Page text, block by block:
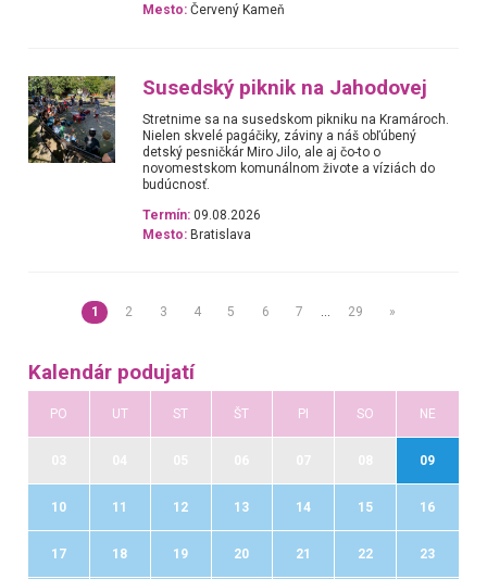
Mesto: Červený Kameň
Susedský piknik na Jahodovej
Stretnime sa na susedskom pikniku na Kramároch.
Nielen skvelé pagáčiky, záviny a náš obľúbený
detský pesničkár Miro Jilo, ale aj čo-to o
novomestskom komunálnom živote a víziách do
budúcnosť.
Termín: 09.08.2026
Mesto: Bratislava
1 2 3 4 5 6 7 … 29 »
Kalendár podujatí
PO UT ST ŠT PI SO NE
09
10 11 12 13 14 15 16
17 18 19 20 21 22 23